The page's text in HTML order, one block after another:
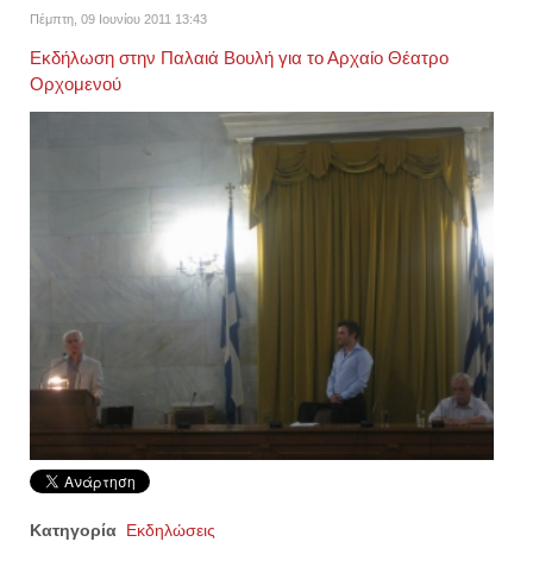
Πέμπτη, 09 Ιουνίου 2011 13:43
Εκδήλωση στην Παλαιά Βουλή για το Αρχαίο Θέατρο
Ορχομενού
Κατηγορία Εκδηλώσεις